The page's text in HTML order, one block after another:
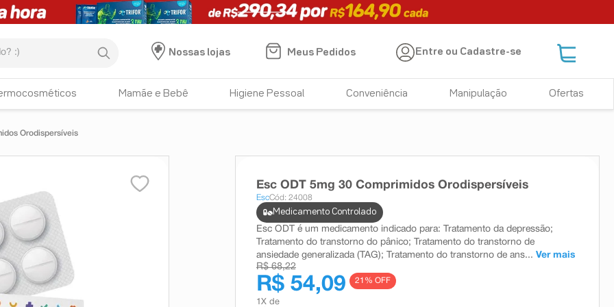
Nossas lojas
Meus Pedidos Entre ou Cadastre-se
Mamãe e Bebê Higiene Pessoal Conveniência Manipulação Ofertas
Orodispersíveis
Esc ODT 5mg 30 Comprimidos Orodispersíveis
EscCód: 24008
Medicamento Controlado
Esc ODT é um medicamento indicado para: Tratamento da depressão;
Tratamento do transtorno do pânico; Tratamento do transtorno de
ansiedade generalizada (TAG); Tratamento do transtorno de ans... Ver mais
R$ 68,22
R$ 54,09 21 % OFF
1 X de